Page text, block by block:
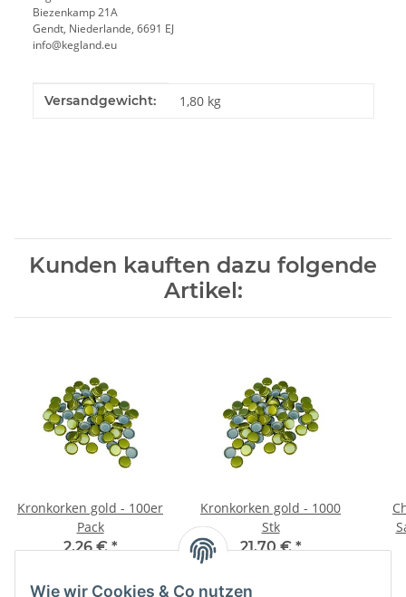
Wie wir Cookies & Co nutzen
Biezenkamp 21A
Gendt, Niederlande, 6691 EJ
info@kegland.eu
Produkteigenschaft
Wert
Versandgewicht: 1,80 kg
Kunden kauften dazu folgende
Artikel:
Kronkorken gold - 100er
Pack
2,26 €*
Kronkorken gold - 1000
Stk
21,70 €*